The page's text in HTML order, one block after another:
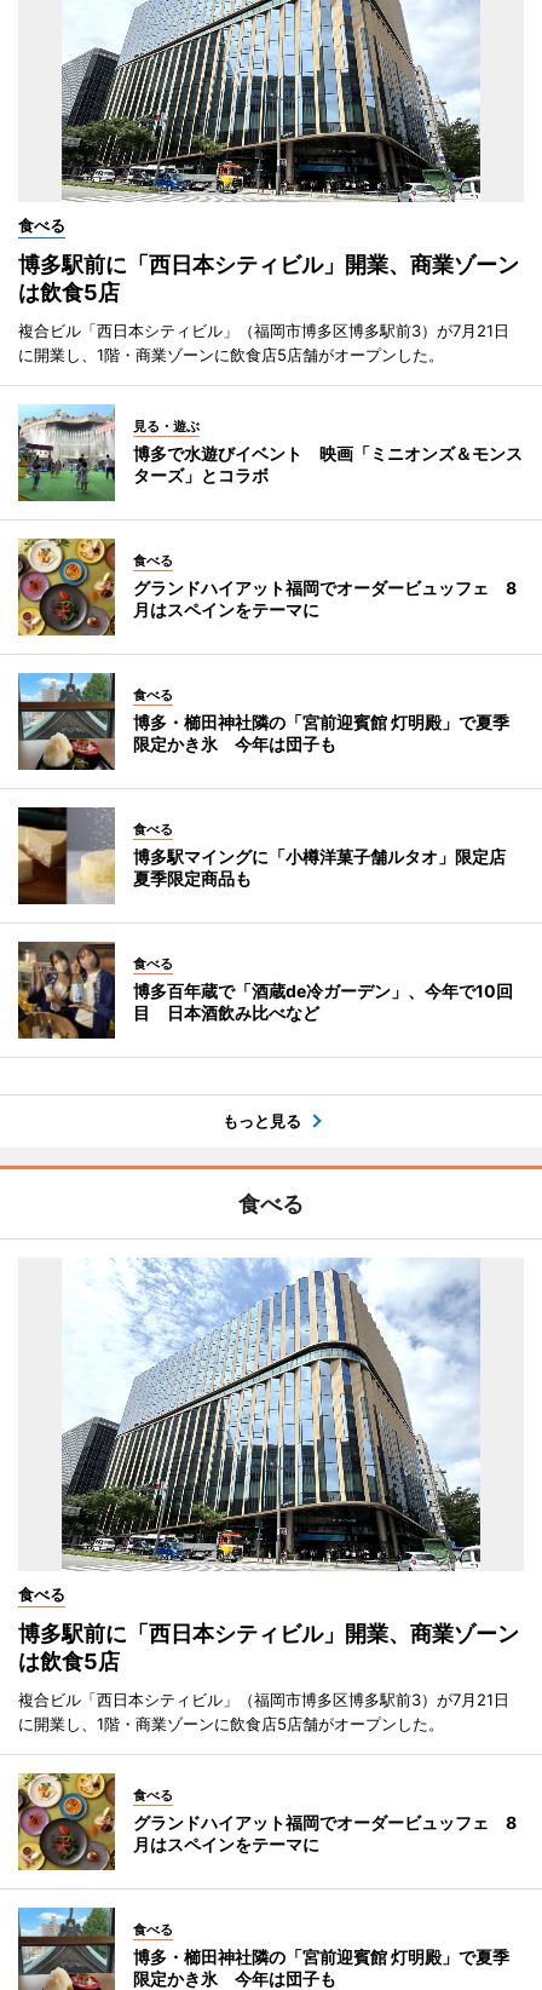
食べる
博多駅前に「西日本シティビル」開業、商業ゾーン
は飲食5店
複合ビル「西日本シティビル」（福岡市博多区博多駅前3）が7月21日
に開業し、1階・商業ゾーンに飲食店5店舗がオープンした。
見る・遊ぶ
博多で水遊びイベント 映画「ミニオンズ＆モンス
ターズ」とコラボ
食べる
グランドハイアット福岡でオーダービュッフェ 8
月はスペインをテーマに
食べる
博多・櫛田神社隣の「宮前迎賓館 灯明殿」で夏季
限定かき氷 今年は団子も
食べる
博多駅マイングに「小樽洋菓子舗ルタオ」限定店
夏季限定商品も
食べる
博多百年蔵で「酒蔵de冷ガーデン」、今年で10回
目 日本酒飲み比べなど
もっと見る
食べる
食べる
博多駅前に「西日本シティビル」開業、商業ゾーン
は飲食5店
複合ビル「西日本シティビル」（福岡市博多区博多駅前3）が7月21日
に開業し、1階・商業ゾーンに飲食店5店舗がオープンした。
食べる
グランドハイアット福岡でオーダービュッフェ 8
月はスペインをテーマに
食べる
博多・櫛田神社隣の「宮前迎賓館 灯明殿」で夏季
限定かき氷 今年は団子も